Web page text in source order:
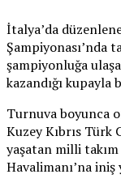
İtalya’da
Şampiyonası’nda
şampiyonluğa
kazandığı
Turnuva boyunca
Kuzey Kıbrıs
yaşatan milli
Havalimanı’na iniş